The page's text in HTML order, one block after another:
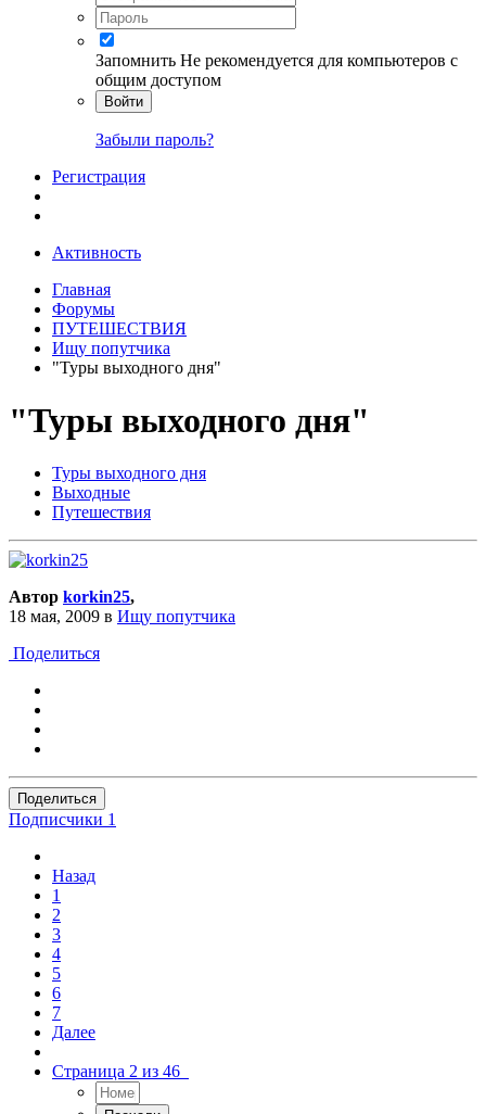
Запомнить Не рекомендуется для компьютеров с
общим доступом
Войти
Забыли пароль?
Регистрация
Активность
Главная
Форумы
ПУТЕШЕСТВИЯ
Ищу попутчика
"Туры выходного дня"
"Туры выходного дня"
Туры выходного дня
Выходные
Путешествия
Автор korkin25,
18 мая, 2009 в Ищу попутчика
Поделиться
Поделиться
Подписчики 1
Назад
1
2
3
4
5
6
7
Далее
Страница 2 из 46